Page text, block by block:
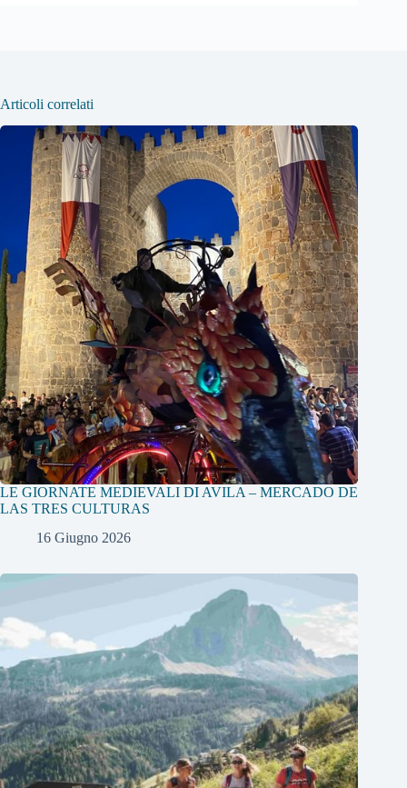
Articoli correlati
LE GIORNATE MEDIEVALI DI AVILA – MERCADO DE
LAS TRES CULTURAS
16 Giugno 2026